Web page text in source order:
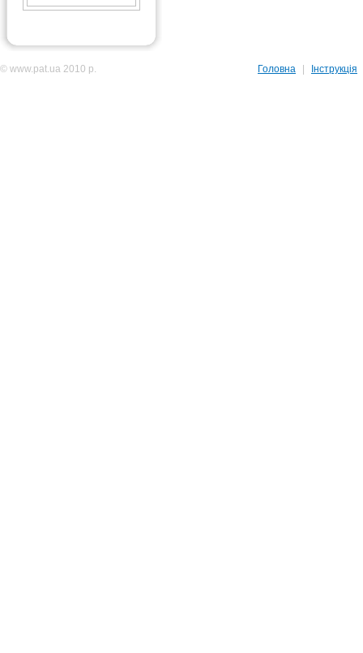
© www.pat.ua 2010 р. Головна Інструкція